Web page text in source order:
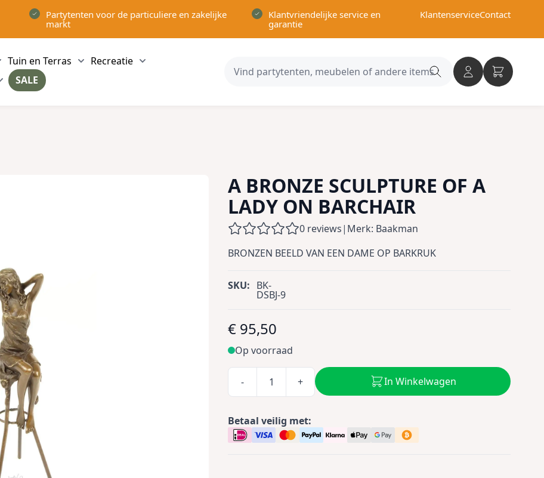
Partytenten voor de particuliere en zakelijke
markt
Klantvriendelijke service en
garantie
KlantenserviceContact
Show submenu for Partytenten category
Tuin en Terras
Show submenu for Tuin en Terras category
Recreatie
Show submenu for Recreatie category
Show submenu for Voor in Huis category
SALE
Search
A BRONZE SCULPTURE OF A
LADY ON BARCHAIR
0 reviews| Merk: Baakman
BRONZEN BEELD VAN EEN DAME OP BARKRUK
SKU: BK-
DSBJ-9
€ 95,50
Op voorraad
- + In Winkelwagen
Betaal veilig met: